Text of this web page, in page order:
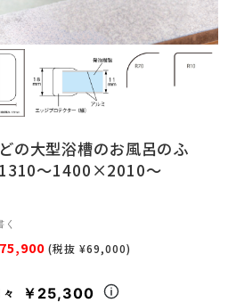
の大型浴槽のお風呂のふ
～1400×2010～
く
(税抜 ¥69,000)
￥25,300